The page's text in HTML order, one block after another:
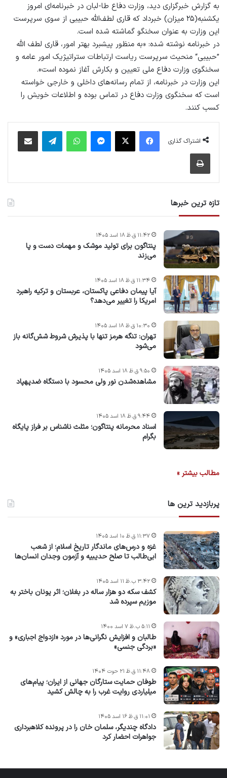
به گزارش خبرگزاری دید، وزارت دفاع طا-لبان در خبرنامه‌ای امروز
یکشنبه(۲۵ میزان) خبرداد که قاری لطف‌الله حبیبی از سوی سرپرست
این وزارت به عنوان سخنگو گماشته شده است.
در خبرنامه نوشته شده: «به منظور پیشبرد بهتر امور، قاری لطف الله
”حبیبی“ منحیث سرپرست ریاست ارتباطات ستراتیژیک امور عامه و
سخنگوی وزارت دفاع ملی تعیین و بکارش آغاز نموده است».
این وزارت در خبرنامه، از تمام رسانه‌های داخلی و خارجی خواسته
است که سخنگوی وزارت دفاع در تماس بوده و اطلاعات خویش را
کسب کنند.
اشتراک گذاری
فیس بوک X پیام رسان واتس آپ تلگرام اشتراک گذاری از طریق ایمیل
چاپ
تازه ترین خبرها
پنتاگون برای تولید موشک و مهمات دست و پا
می‌زند
۱۱:۴۲ ق.ظ ۱۸ اسد ۱۴۰۵
آیا پیمان دفاعی پاکستان، عربستان و ترکیه راهبرد
امریکا را تغییر می‌دهد؟
۱۱:۳۴ ق.ظ ۱۸ اسد ۱۴۰۵
تهران: تنگه هرمز تنها با پذیرش شروط شش‌گانه باز
می‌شود
۱۰:۳۰ ق.ظ ۱۸ اسد ۱۴۰۵
مشاهده‌شدن نور ولی محسود با دستگاه ضدپهپاد
۹:۵۰ ق.ظ ۱۸ اسد ۱۴۰۵
اسناد محرمانه پنتاگون؛ مثلث ناشناس بر فراز پایگاه
بگرام
۹:۴۴ ق.ظ ۱۸ اسد ۱۴۰۵
مطالب بیشتر »
پربازدید ترین ها
غزه و درس‌های ماندگار تاریخ اسلام؛ از شعب
ابی‌طالب تا صلح حدیبیه و آزمون وجدان انسان‌ها
۱۱:۳۷ ق.ظ ۱۰ اسد ۱۴۰۵
کشف سکه دو هزار ساله در بغلان؛ اثر یونان باختر به
موزیم سپرده شد
۳:۴۲ ب.ظ ۱۱ اسد ۱۴۰۵
طالبان و افزایش نگرانی‌ها در مورد «ازدواج اجباری» و
«بردگی جنسی»
۵:۱۱ ب.ظ ۷ اسد ۱۴۰۰
طوفان حمایت ستارگان جهانی از ایران؛ پیام‌های
میلیاردی روایت غرب را به چالش کشید
۱۱:۴۸ ق.ظ ۲۱ حوت ۱۴۰۴
دادگاه چندیگر، سلمان خان را در پرونده کلاهبرداری
جواهرات احضار کرد
۱۱:۰۱ ق.ظ ۱۶ اسد ۱۴۰۵